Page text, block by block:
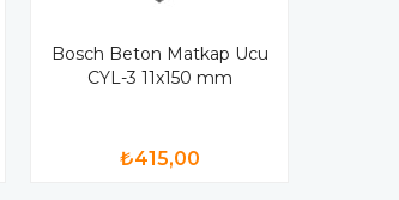
Bosch Beton Matkap Ucu
CYL-3 11x150 mm
₺415,00